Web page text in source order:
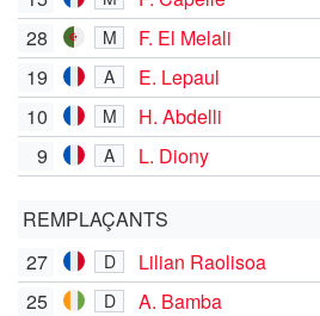
28
M F. El Melali
19 A E. Lepaul
10 M H. Abdelli
9 A L. Diony
REMPLAÇANTS
27
D Lilian Raolisoa
25 D A. Bamba